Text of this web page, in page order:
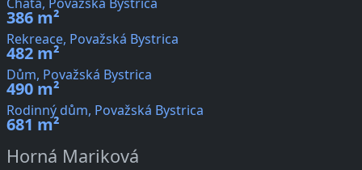
386 m²
Rekreace, Považská Bystrica
482 m²
Dům, Považská Bystrica
490 m²
Rodinný dům, Považská Bystrica
681 m²
Horná Mariková